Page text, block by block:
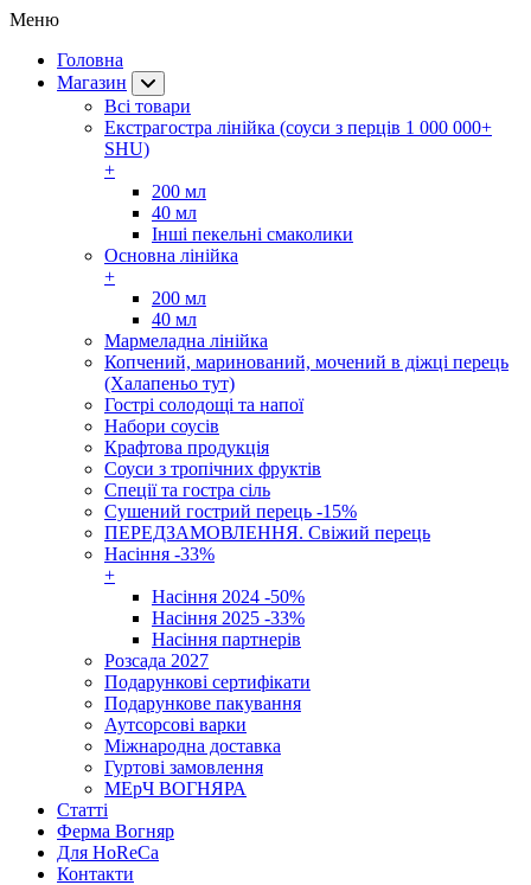
Меню
Головна
Магазин
Всі товари
Екстрагостра лінійка (соуси з перців 1 000 000+
SHU)
+
200 мл
40 мл
Інші пекельні смаколики
Основна лінійка
+
200 мл
40 мл
Мармеладна лінійка
Копчений, маринований, мочений в діжці перець
(Халапеньо тут)
Гострі солодощі та напої
Набори соусів
Крафтова продукція
Соуси з тропічних фруктів
Спеції та гостра сіль
Сушений гострий перець -15%
ПЕРЕДЗАМОВЛЕННЯ. Свіжий перець
Насіння -33%
+
Насіння 2024 -50%
Насіння 2025 -33%
Насіння партнерів
Розсада 2027
Подарункові сертифікати
Подарункове пакування
Аутсорсові варки
Міжнародна доставка
Гуртові замовлення
МЕрЧ ВОГНЯРА
Cтатті
Ферма Вогняр
Для HoReCa
Контакти